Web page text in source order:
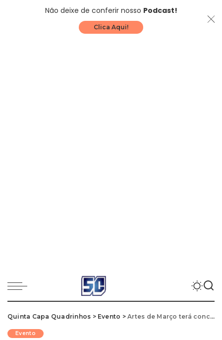
Não deixe de conferir nosso Podcast!
Clica Aqui!
Quinta Capa Quadrinhos > Evento >Artes de Março terá concurso de caricaturas
Evento